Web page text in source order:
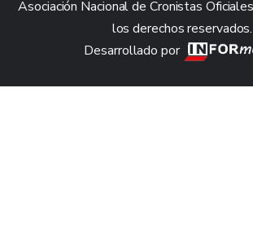
Asociación Nacional de Cronistas
los derechos reservados.
Desarrollado por